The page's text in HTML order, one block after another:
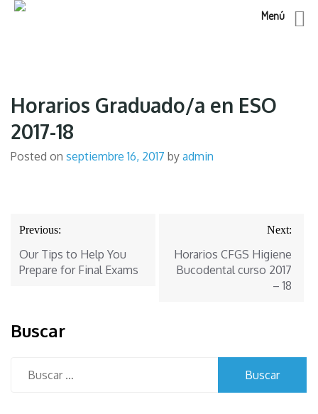
Horarios Graduado/a en ESO
2017-18
Posted on septiembre 16, 2017 by admin
Navegación
de
entradas
Previous:
Our Tips to Help You
Prepare for Final Exams
Next:
Horarios CFGS Higiene
Bucodental curso 2017
– 18
Buscar
Menú